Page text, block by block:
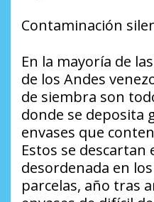
Contaminación
En la mayoría de
de los Andes
de siembra son
donde se deposita
envases que
Estos se descartan
desordenada en
parcelas, año tras